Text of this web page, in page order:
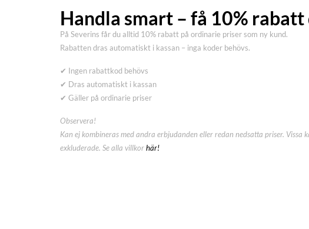
Handla smart – få 10%
På Severins får du alltid 10% rabatt på ordinarie priser som ny kund.
Rabatten dras automatiskt i kassan – inga koder behövs.
✔ Ingen rabattkod behövs
✔ Dras automatiskt i kassan
✔ Gäller på ordinarie priser
Observera!
Kan ej kombineras med andra erbjudanden eller redan nedsatta priser. Vissa
exkluderade. Se alla villkorhär!